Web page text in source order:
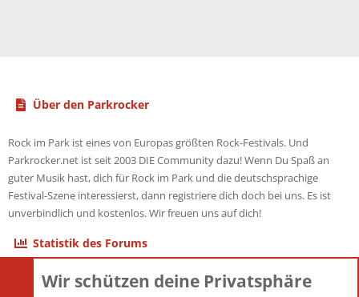
Über den Parkrocker
Rock im Park ist eines von Europas größten Rock-Festivals. Und
Parkrocker.net ist seit 2003 DIE Community dazu! Wenn Du Spaß an
guter Musik hast, dich für Rock im Park und die deutschsprachige
Festival-Szene interessierst, dann registriere dich doch bei uns. Es ist
unverbindlich und kostenlos. Wir freuen uns auf dich!
Statistik des Forums
ThemenWir schützen deine Privatsphäre